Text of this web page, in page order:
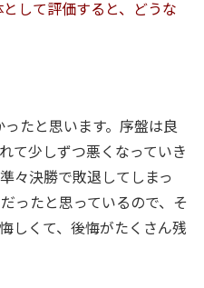
して評価すると、どうな
ったと思います。序盤は良
て少しずつ悪くなっていき
々決勝で敗退してしまっ
ったと思っているので、そ
しくて、後悔がたくさん残